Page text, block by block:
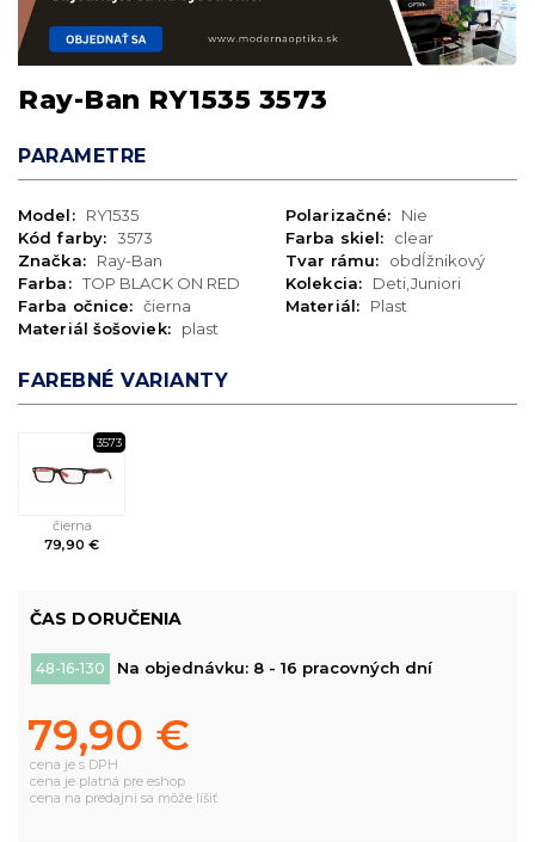
Ray-Ban RY1535 3573
PARAMETRE
Model:
RY1535
Kód farby: 3573
Značka:
Ray-Ban
Farba: TOP BLACK ON RED
Farba očnice: čierna
Materiál šošoviek:
plast
Polarizačné:
Nie
Farba skiel:
clear
Tvar rámu:
obdĺžnikový
Kolekcia:
Deti,Juniori
Materiál:
Plast
FAREBNÉ VARIANTY
3573
čierna
79,90 €
ČAS DORUČENIA
48-16-130 Na objednávku: 8 - 16 pracovných dní
79,90 €
cena je s DPH
cena je platná pre eshop
cena na predajni sa môže líšiť